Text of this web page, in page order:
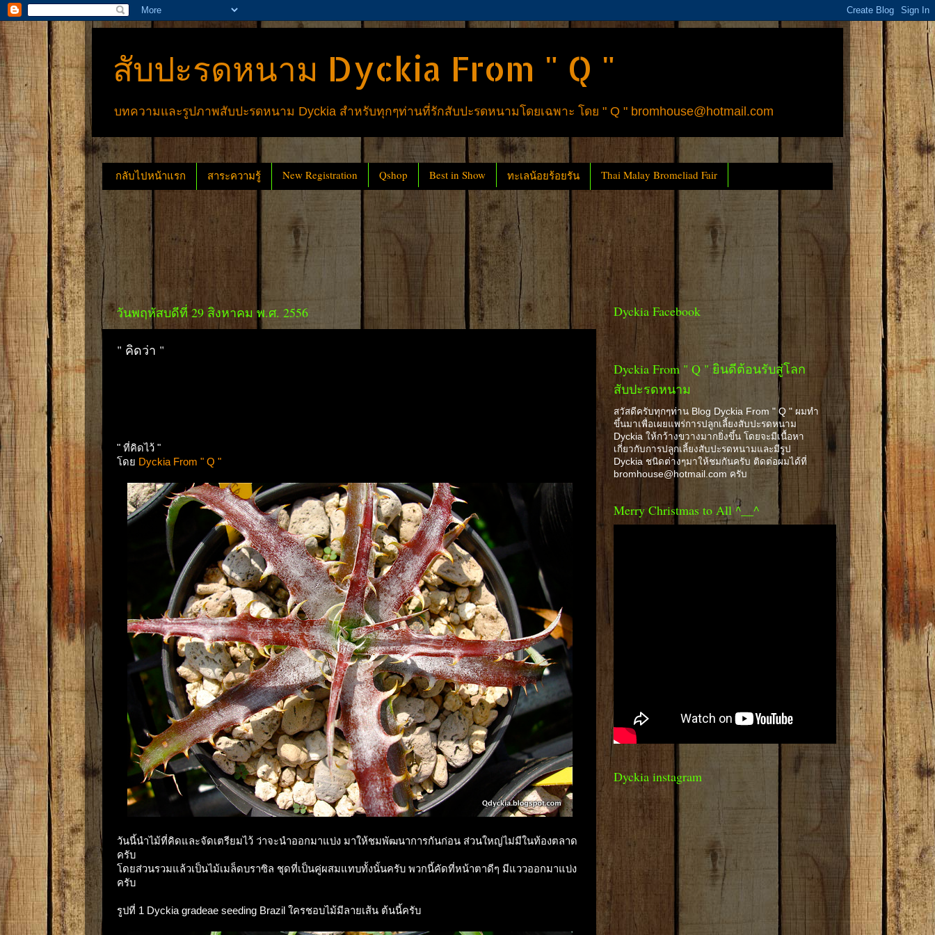
สับปะรดหนาม Dyckia From " Q "
บทความและรูปภาพสับปะรดหนาม Dyckia สำหรับทุกๆท่านที่รักสับปะรดหนามโดยเฉพาะ โดย " Q " bromhouse@hotmail.com
กลับไปหน้าแรก สาระความรู้ New Registration Qshop Best in Show ทะเลน้อยร้อยรัน Thai Malay Bromeliad Fair
วันพฤหัสบดีที่ 29 สิงหาคม พ.ศ. 2556
" คิดว่า "
" ที่คิดไว้ "
โดย Dyckia From " Q "
วันนี้นำไม้ที่คิดและจัดเตรียมไว้ ว่าจะนำออกมาแบ่ง มาให้ชมพัฒนาการกันก่อน ส่วนใหญ่ไม่มีในท้องตลาด
ครับ
โดยส่วนรวมแล้วเป็นไม้เมล็ดบราซิล ชุดที่เป็นคู่ผสมแทบทั้งนั้นครับ พวกนี้คัดที่หน้าตาดีๆ มีแววออกมาแบ่ง
ครับ
รูปที่ 1 Dyckia gradeae seeding Brazil ใครชอบไม้มีลายเส้น ต้นนี้ครับ
Dyckia Facebook
Dyckia From " Q " ยินดีต้อนรับสู่โลก
สับปะรดหนาม
สวัสดีครับทุกๆท่าน Blog Dyckia From " Q " ผมทำ
ขึ้นมาเพื่อเผยแพร่การปลูกเลี้ยงสับปะรดหนาม
Dyckia ให้กว้างขวางมากยิ่งขึ้น โดยจะมีเนื้อหา
เกี่ยวกับการปลูกเลี้ยงสับปะรดหนามและมีรูป
Dyckia ชนิดต่างๆมาให้ชมกันครับ ติดต่อผมได้ที่
bromhouse@hotmail.com ครับ
Merry Christmas to All ^__^
Dyckia instagram